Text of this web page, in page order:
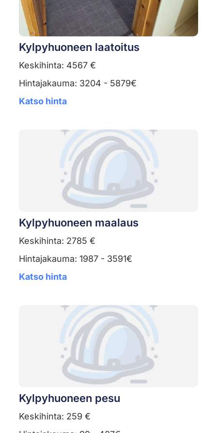
Kylpyhuoneen laatoitus
Keskihinta: 4567 €
Hintajakauma: 3204 - 5879€
Katso hinta
Kylpyhuoneen maalaus
Keskihinta: 2785 €
Hintajakauma: 1987 - 3591€
Katso hinta
Kylpyhuoneen pesu
Keskihinta: 259 €